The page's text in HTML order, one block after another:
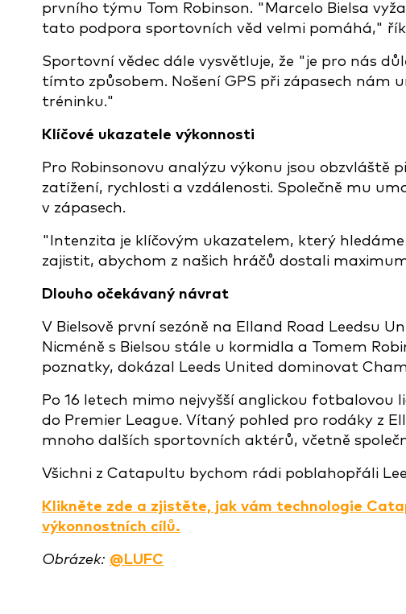
prvního týmu Tom Robinson. "Marcelo Bielsa
tato podpora sportovních věd velmi pomáhá,"
Sportovní vědec dále vysvětluje, že "je pro nás
tímto způsobem. Nošení GPS při zápasech nám
tréninku."
Klíčové ukazatele výkonnosti
Pro Robinsonovu analýzu výkonu jsou
zatížení, rychlosti a vzdálenosti. Společně mu
v zápasech.
"Intenzita je klíčovým ukazatelem, který
zajistit, abychom z našich hráčů dostali
Dlouho očekávaný návrat
V Bielsově první sezóně na Elland Road Leedsu
Nicméně s Bielsou stále u kormidla a Tomem
poznatky, dokázal Leeds United dominovat
Po 16 letech mimo nejvyšší anglickou
do Premier League. Vítaný pohled pro rodáky z
mnoho dalších sportovních aktérů, včetně
Všichni z Catapultu bychom rádi poblahopřáli
Klikněte zde a zjistěte, jak vám technologie
výkonnostních cílů.
Obrázek: @LUFC